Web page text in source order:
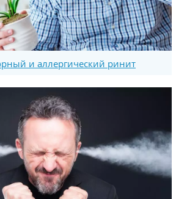
и аллергический ринит